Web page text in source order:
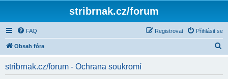
stribrnak.cz/forum
FAQ Přihlásit se
Registrovat
Obsah fóra
stribrnak.cz/forum - Ochrana soukromí